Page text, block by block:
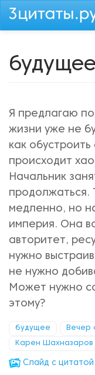
Перейти
будущее
Я предлагаю
жизни уже не
как
происходит
Начальник
продолжаться.
медленно, но
империя. Она
авторитет,
нужно
не нужно
Может нужно
этому?
будущее Вечер
Карен Шахназаров
Cлайд с цитатой